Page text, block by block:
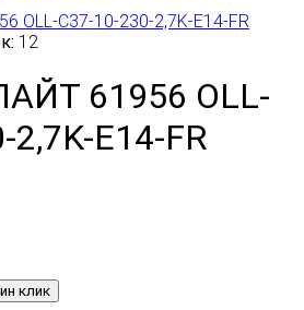
12
61956 OLL-
2,7K-E14-FR
клик